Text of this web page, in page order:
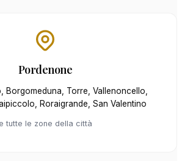
Pordenone
Borgomeduna, Torre, Vallenoncello,
Roraigrande, San Valentino
e tutte le zone della città